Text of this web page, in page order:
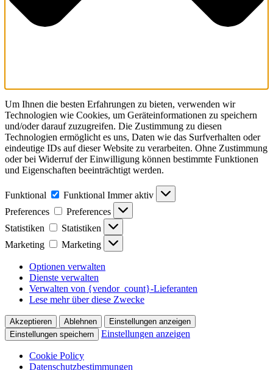
Um Ihnen die besten Erfahrungen zu bieten, verwenden wir
Technologien wie Cookies, um Geräteinformationen zu speichern
und/oder darauf zuzugreifen. Die Zustimmung zu diesen
Technologien ermöglicht es uns, Daten wie das Surfverhalten oder
eindeutige IDs auf dieser Website zu verarbeiten. Ohne Zustimmung
oder bei Widerruf der Einwilligung können bestimmte Funktionen
und Eigenschaften beeinträchtigt werden.
Funktional Funktional Immer aktiv
Preferences
Preferences
Statistiken
Statistiken
Marketing
Marketing
Optionen verwalten
Dienste verwalten
Verwalten von {vendor_count}-Lieferanten
Lese mehr über diese Zwecke
Akzeptieren Ablehnen
Einstellungen anzeigen
Einstellungen speichern
Einstellungen anzeigen
Cookie Policy
Datenschutzbestimmungen